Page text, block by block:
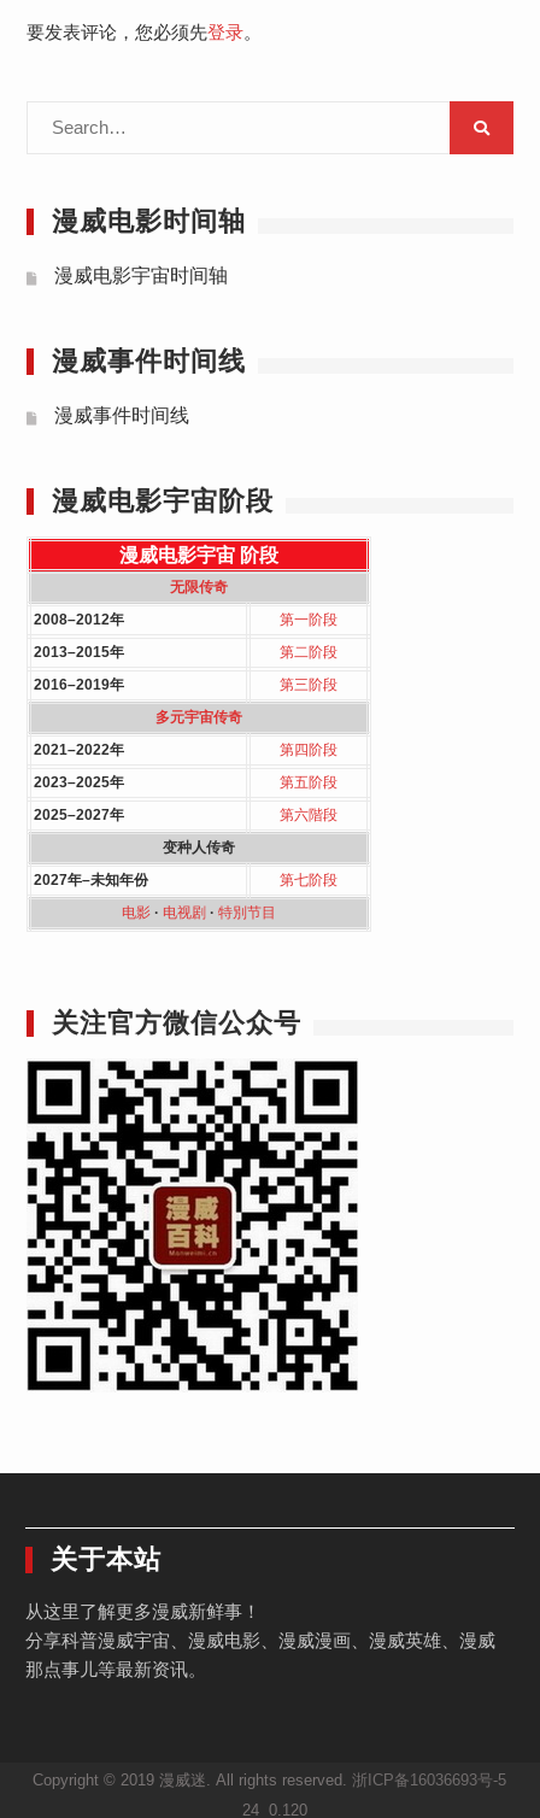
要发表评论，您必须先登录。
漫威电影时间轴
漫威电影宇宙时间轴
漫威事件时间线
漫威事件时间线
漫威电影宇宙阶段
漫威电影宇宙 阶段
无限传奇
2008–2012年
第一阶段
2013–2015年
第二阶段
2016–2019年
第三阶段
多元宇宙传奇
2021–2022年
第四阶段
2023–2025年
第五阶段
2025–2027年
第六階段
变种人传奇
2027年–未知年份
第七阶段
电影· 电视剧 · 特別节目
关注官方微信公众号
关于本站
从这里了解更多漫威新鲜事！
分享科普漫威宇宙、漫威电影、漫威漫画、漫威英雄、漫威
那点事儿等最新资讯。
Copyright © 2019 漫威迷. All rights reserved.浙ICP备16036693号-5
24 0.120